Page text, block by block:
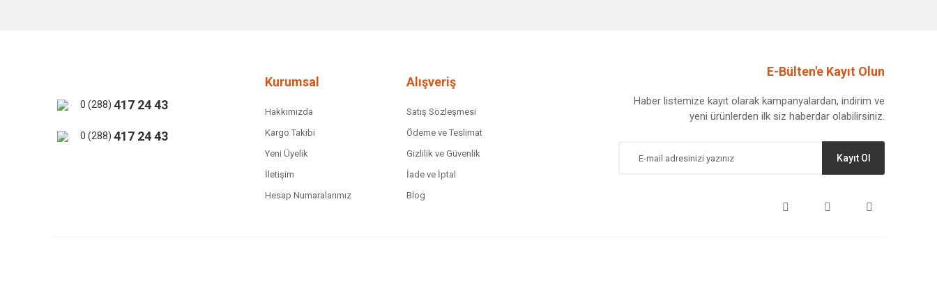
0 (288) 417 24 43
0 (288) 417 24 43
Kurumsal
Hakkımızda
Kargo Takibi
Yeni Üyelik
İletişim
Hesap Numaralarımız
Alışveriş
Satış Sözleşmesi
Ödeme ve Teslimat
Gizlilik ve Güvenlik
İade ve İptal
Blog
E-Bülten'e Kayıt Olun
Haber listemize kayıt olarak kampanyalardan, indirim ve
yeni ürünlerden ilk siz haberdar olabilirsiniz.
Kayıt Ol